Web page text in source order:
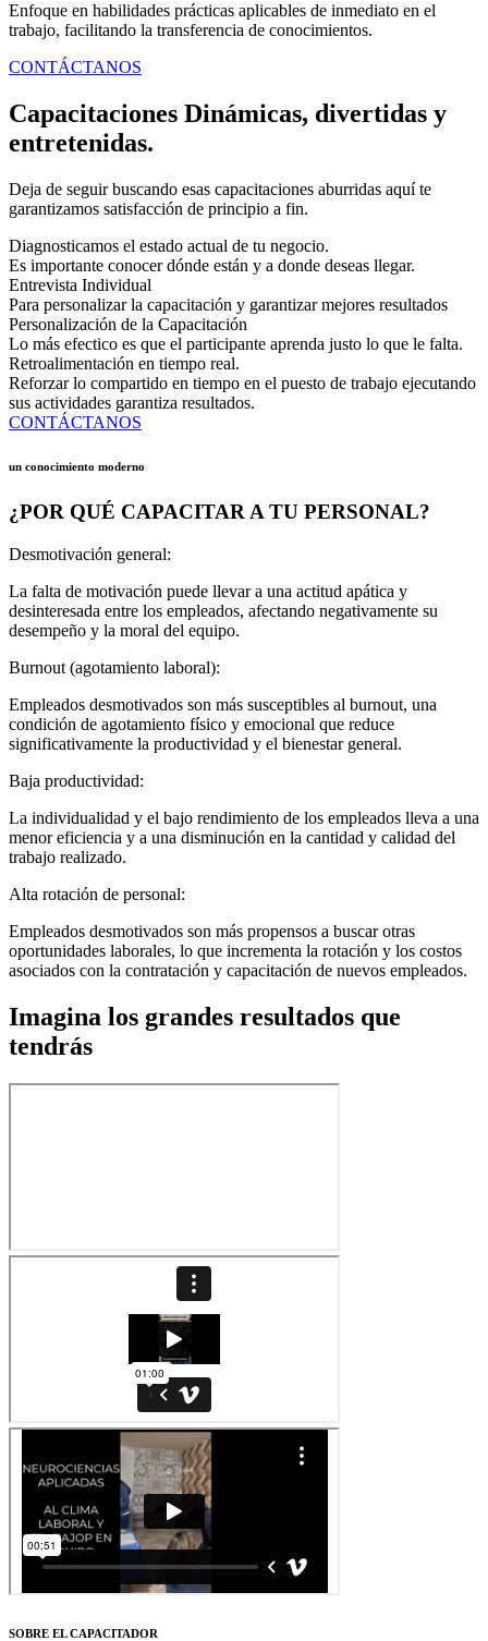
Enfoque en habilidades prácticas aplicables de inmediato en el
trabajo, facilitando la transferencia de conocimientos.
CONTÁCTANOS
Capacitaciones Dinámicas, divertidas y
entretenidas.
Deja de seguir buscando esas capacitaciones aburridas aquí te
garantizamos satisfacción de principio a fin.
Diagnosticamos el estado actual de tu negocio.
Es importante conocer dónde están y a donde deseas llegar.
Entrevista Individual
Para personalizar la capacitación y garantizar mejores resultados
Personalización de la Capacitación
Lo más efectico es que el participante aprenda justo lo que le falta.
Retroalimentación en tiempo real.
Reforzar lo compartido en tiempo en el puesto de trabajo ejecutando
sus actividades garantiza resultados.
CONTÁCTANOS
un conocimiento moderno
¿POR QUÉ CAPACITAR A TU PERSONAL?
Desmotivación general:
La falta de motivación puede llevar a una actitud apática y
desinteresada entre los empleados, afectando negativamente su
desempeño y la moral del equipo.
Burnout (agotamiento laboral):
Empleados desmotivados son más susceptibles al burnout, una
condición de agotamiento físico y emocional que reduce
significativamente la productividad y el bienestar general.
Baja productividad:
La individualidad y el bajo rendimiento de los empleados lleva a una
menor eficiencia y a una disminución en la cantidad y calidad del
trabajo realizado.
Alta rotación de personal:
Empleados desmotivados son más propensos a buscar otras
oportunidades laborales, lo que incrementa la rotación y los costos
asociados con la contratación y capacitación de nuevos empleados.
Imagina los grandes resultados que
tendrás
SOBRE EL CAPACITADOR